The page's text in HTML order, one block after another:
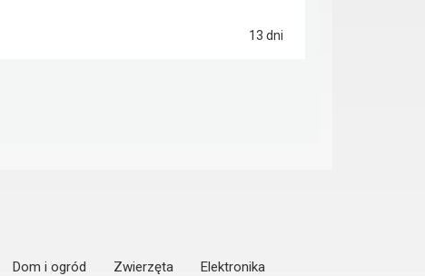
13 dni
Dom i ogród Zwierzęta
Elektronika